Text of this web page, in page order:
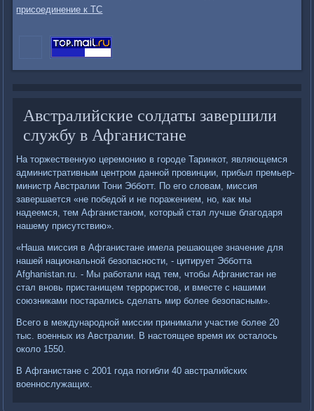
присоединение к ТС
Австралийские солдаты завершили
службу в Афганистане
На торжественную церемонию в городе Таринкот, являющемся
административным центром данной провинции, прибыл премьер-
министр Австралии Тони Эбботт. По его словам, миссия
завершается «не победой и не поражением, но, как мы
надеемся, тем Афганистаном, который стал лучше благодаря
нашему присутствию».
«Наша миссия в Афганистане имела решающее значение для
нашей национальной безопасности, - цитирует Эбботта
Afghanistan.ru. - Мы работали над тем, чтобы Афганистан не
стал вновь пристанищем террористов, и вместе с нашими
союзниками постарались сделать мир более безопасным».
Всего в международной миссии принимали участие более 20
тыс. военных из Австралии. В настоящее время их осталось
около 1550.
В Афганистане с 2001 года погибли 40 австралийских
военнослужащих.